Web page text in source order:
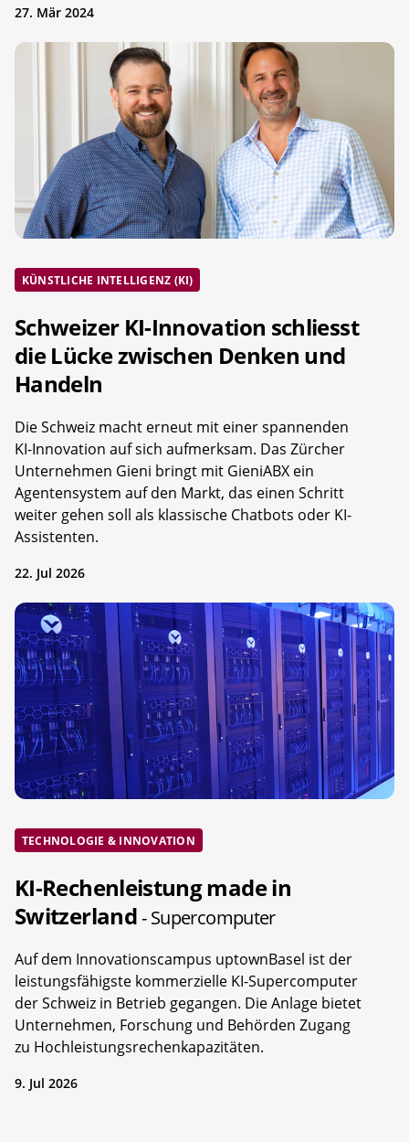
27. Mär 2024
KÜNSTLICHE INTELLIGENZ (KI)
Schweizer KI-Innovation schliesst
die Lücke zwischen Denken und
Handeln
Die Schweiz macht erneut mit einer spannenden
KI-Innovation auf sich aufmerksam. Das Zürcher
Unternehmen Gieni bringt mit GieniABX ein
Agentensystem auf den Markt, das einen Schritt
weiter gehen soll als klassische Chatbots oder KI-
Assistenten.
22. Jul 2026
TECHNOLOGIE & INNOVATION
KI-Rechenleistung made in
Switzerland- Supercomputer
Auf dem Innovationscampus uptownBasel ist der
leistungsfähigste kommerzielle KI-Supercomputer
der Schweiz in Betrieb gegangen. Die Anlage bietet
Unternehmen, Forschung und Behörden Zugang
zu Hochleistungsrechenkapazitäten.
9. Jul 2026